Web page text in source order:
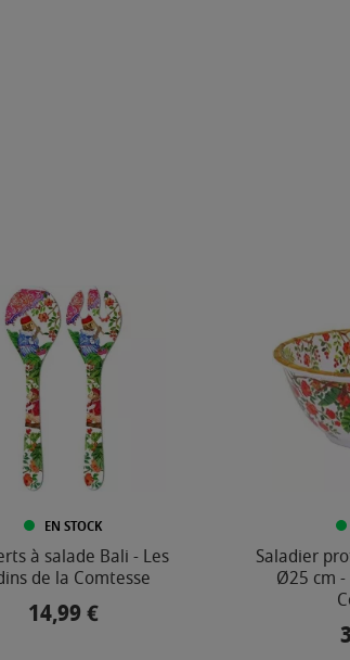
EN STOCK
à salade Bali - Les
de la Comtesse
Prix
14,99 €
Saladier
Ø25 cm -